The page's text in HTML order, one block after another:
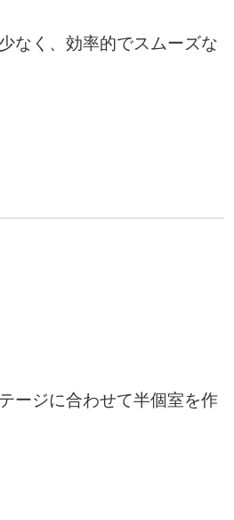
なく、効率的でスムーズな
ージに合わせて半個室を作